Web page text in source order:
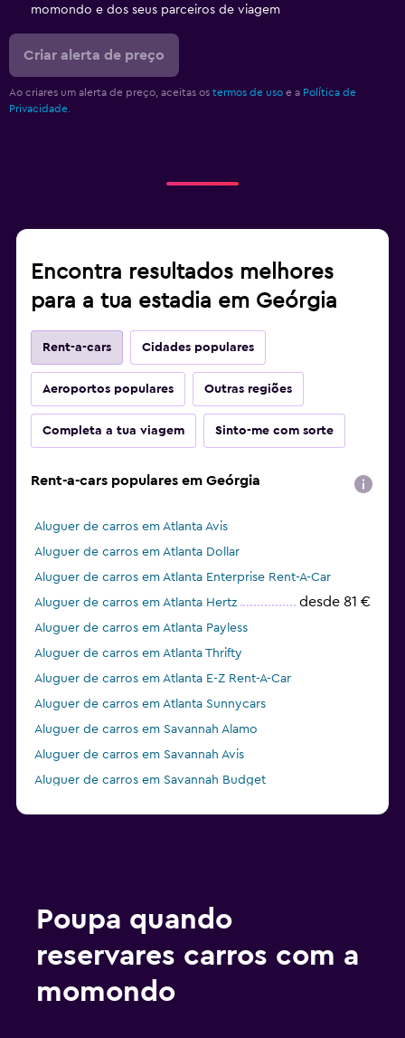
momondo e dos seus parceiros de viagem
Criar alerta de preço
Ao criares um alerta de preço, aceitas os termos de uso e a Política de
Privacidade.
Encontra resultados melhores
para a tua estadia em Geórgia
Rent-a-cars Cidades populares
Aeroportos populares Outras regiões
Completa a tua viagem Sinto-me com sorte
Rent-a-cars populares em Geórgia
Aluguer de carros em Atlanta Avis
Aluguer de carros em Atlanta Dollar
Aluguer de carros em Atlanta Enterprise Rent-A-Car
Aluguer de carros em Atlanta Hertz
desde 81 €
Aluguer de carros em Atlanta Payless
Aluguer de carros em Atlanta Thrifty
Aluguer de carros em Atlanta E-Z Rent-A-Car
Aluguer de carros em Atlanta Sunnycars
Aluguer de carros em Savannah Alamo
Aluguer de carros em Savannah Avis
Aluguer de carros em Savannah Budget
Poupa quando
reservares carros com a
momondo